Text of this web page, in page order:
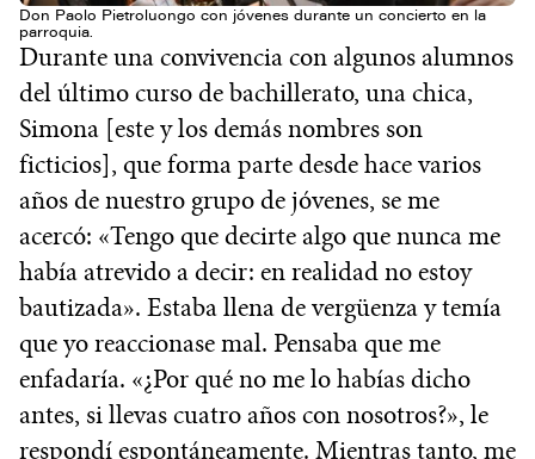
Don Paolo Pietroluongo con jóvenes durante un concierto en la
parroquia.
Durante una convivencia con algunos alumnos
del último curso de bachillerato, una chica,
Simona [este y los demás nombres son
ficticios], que forma parte desde hace varios
años de nuestro grupo de jóvenes, se me
acercó: «Tengo que decirte algo que nunca me
había atrevido a decir: en realidad no estoy
bautizada». Estaba llena de vergüenza y temía
que yo reaccionase mal. Pensaba que me
enfadaría. «¿Por qué no me lo habías dicho
antes, si llevas cuatro años con nosotros?», le
respondí espontáneamente. Mientras tanto, me